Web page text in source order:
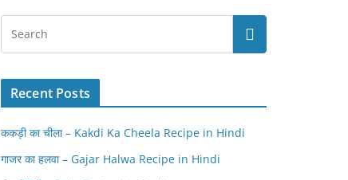
Recent Posts
ककड़ी का चीला – Kakdi Ka Cheela Recipe in Hindi
गाजर का हलवा – Gajar Halwa Recipe in Hindi